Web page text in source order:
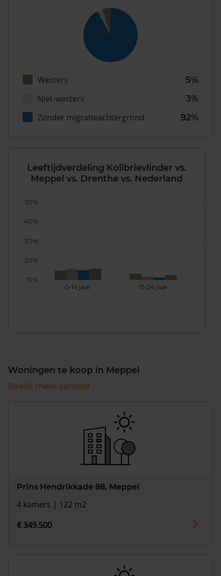
Westers
5%
Niet-westers
3%
Zonder migratieachtergrond
92%
Leeftijdverdeling Kolibrievlinder vs.
Meppel vs. Drenthe vs. Nederland
0-14 jaar 15-24 jaar
10%
20%
30%
40%
50%
Woningen te koop in Meppel
Bekijk meer aanbod
Prins Hendrikkade 88, Meppel
4 kamers | 122 m2
€ 349.500